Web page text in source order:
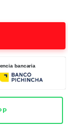
bancaria